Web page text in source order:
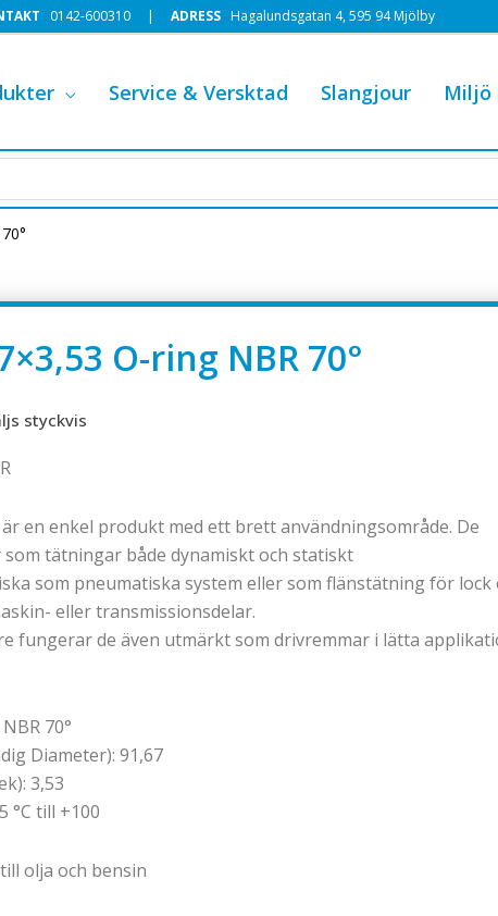
0142-600310 | ADRESS Hagalundsgatan 4, 595 94 Mjölby
Service & Versktad Slangjour Miljö
O-ring NBR 70°
styckvis
en enkel produkt med ett brett användningsområde. De
tätningar både dynamiskt och statiskt
som pneumatiska system eller som flänstätning för lock
eller transmissionsdelar.
fungerar de även utmärkt som drivremmar i lätta
70°
Diameter): 91,67
3,53
°C till +100
olja och bensin